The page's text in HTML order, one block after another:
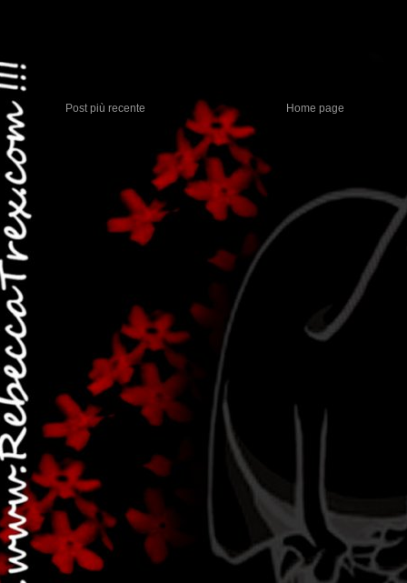
Post più recente Home page